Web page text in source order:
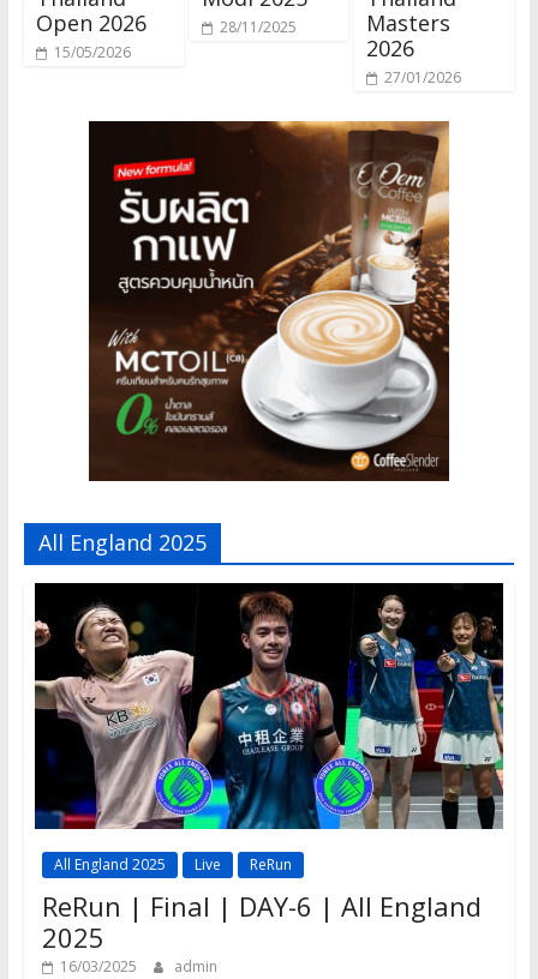
Open 2026
15/05/2026
28/11/2025
Masters
2026
27/01/2026
All England 2025
All England 2025 Live ReRun
ReRun | Final | DAY-6 | All England
2025
16/03/2025 admin